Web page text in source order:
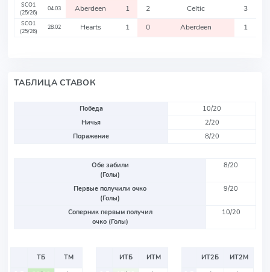
SCO1
(25/26)
04.03 Aberdeen 1 2 Celtic 3
SCO1
(25/26)
28.02 Hearts 1 0 Aberdeen 1
ТАБЛИЦА СТАВОК
Победа
10/20
Ничья
2/20
Поражение
8/20
Обе забили
(Голы)
8/20
Первые получили очко
(Голы)
9/20
Соперник первым получил
очко (Голы)
10/20
ТБ
ТМ
ИТБ
ИТМ
ИТ2Б
ИТ2М